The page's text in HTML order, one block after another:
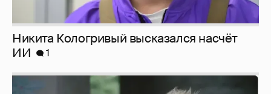
Никита Кологривый высказался насчёт
ИИ
1